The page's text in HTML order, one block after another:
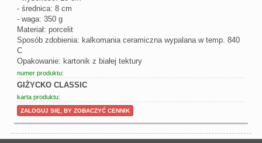
- średnica: 8 cm
- waga: 350 g
Materiał: porcelit
Sposób zdobienia: kalkomania ceramiczna wypalana w temp. 840
C
Opakowanie: kartonik z białej tektury
numer produktu:
GIŻYCKO CLASSIC
karta produktu:
ZALOGUJ SIĘ, BY ZOBACZYĆ CENNIK